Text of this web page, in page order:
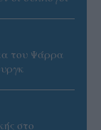
του Ψάρρα
στο